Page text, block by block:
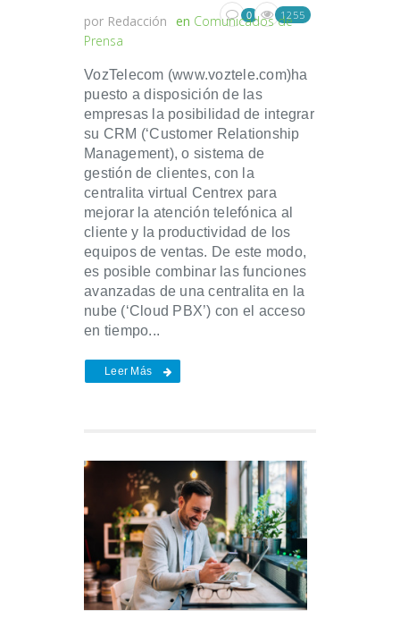
por Redacción en Comunicados de
Prensa
0 1255
VozTelecom (www.voztele.com)ha
puesto a disposición de las
empresas la posibilidad de integrar
su CRM (‘Customer Relationship
Management), o sistema de
gestión de clientes, con la
centralita virtual Centrex para
mejorar la atención telefónica al
cliente y la productividad de los
equipos de ventas. De este modo,
es posible combinar las funciones
avanzadas de una centralita en la
nube (‘Cloud PBX’) con el acceso
en tiempo...
Leer Más